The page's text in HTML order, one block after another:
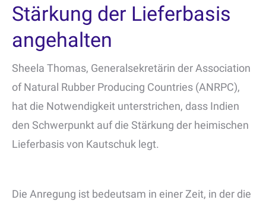
Stärkung der Lieferbasis
angehalten
Sheela Thomas, Generalsekretärin der Association
of Natural Rubber Producing Countries (ANRPC),
hat die Notwendigkeit unterstrichen, dass Indien
den Schwerpunkt auf die Stärkung der heimischen
Lieferbasis von Kautschuk legt.
Die Anregung ist bedeutsam in einer Zeit, in der die